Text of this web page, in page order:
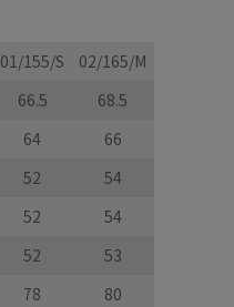
01/155/S
02/165/M
66.5
68.5
64
66
52
54
52
54
52
53
78 80